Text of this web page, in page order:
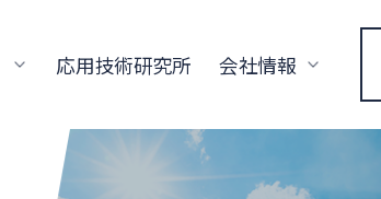
応用技術研究所 会社情報